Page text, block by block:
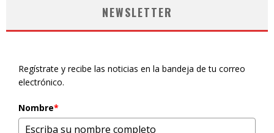
NEWSLETTER
Regístrate y recibe las noticias en la bandeja de tu correo
electrónico.
Nombre*